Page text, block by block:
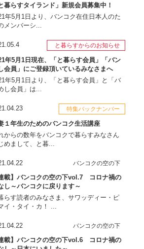
暮らすタイランド」新規会員募集中！
年5月1日より、バンコク在住日本人のた
メンバーシ...
と暮らすからのお知らせ
年5月1日現在、「と暮らす会員」「バン
会員」にご登録頂いているみなさまへ
年5月1日より、「と暮らす会員」と「バ
し会員」は...
特集バックナンバー
１年生のためのバンコク生活講座
からの数年をバンコクで暮らすみなさん
めまして、と暮...
バンコクの空の下
連載】バンコクの空の下vol.7 コロナ禍の
し～バンコクに戻ります～
らす読者のみなさま、サワッディー・ピ
イ・タイ・カ！ ...
バンコクの空の下
連載】バンコクの空の下vol.6 コロナ禍の